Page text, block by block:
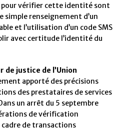
pour vérifier cette identité sont
simple renseignement d’un
et l’utilisation d’un code SMS
avec certitude l’identité du
de justice de l’Union
apporté des précisions
des prestataires de services
un arrêt du 5 septembre
de vérification
cadre de transactions